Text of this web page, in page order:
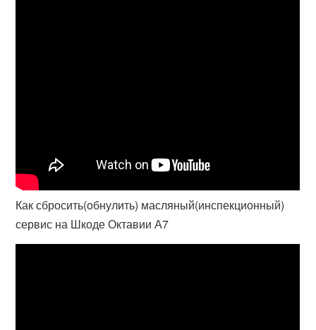
Как сбросить(обнулить) масляный(инспекционный)
сервис на Шкоде Октавии А7